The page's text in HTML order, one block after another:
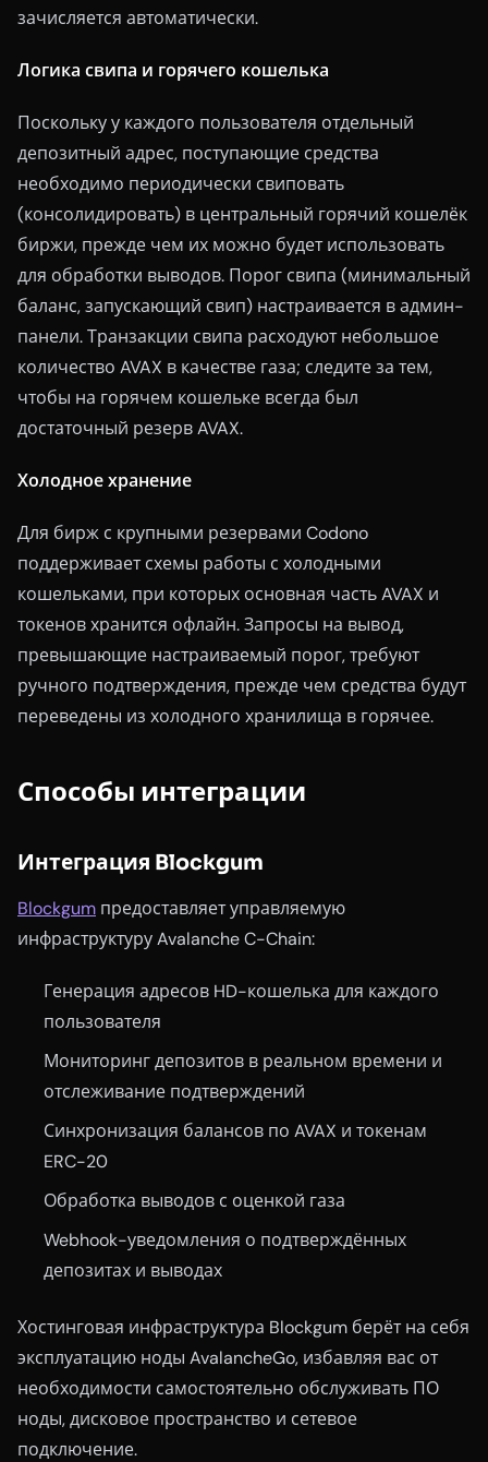
зачисляется автоматически.
Логика свипа и горячего кошелька
Поскольку у каждого пользователя отдельный
депозитный адрес, поступающие средства
необходимо периодически свиповать
(консолидировать) в центральный горячий кошелёк
биржи, прежде чем их можно будет использовать
для обработки выводов. Порог свипа (минимальный
баланс, запускающий свип) настраивается в админ-
панели. Транзакции свипа расходуют небольшое
количество AVAX в качестве газа; следите за тем,
чтобы на горячем кошельке всегда был
достаточный резерв AVAX.
Холодное хранение
Для бирж с крупными резервами Codono
поддерживает схемы работы с холодными
кошельками, при которых основная часть AVAX и
токенов хранится офлайн. Запросы на вывод,
превышающие настраиваемый порог, требуют
ручного подтверждения, прежде чем средства будут
переведены из холодного хранилища в горячее.
Способы интеграции
Интеграция Blockgum
Blockgum предоставляет управляемую
инфраструктуру Avalanche C-Chain:
Генерация адресов HD-кошелька для каждого
пользователя
Мониторинг депозитов в реальном времени и
отслеживание подтверждений
Синхронизация балансов по AVAX и токенам
ERC-20
Обработка выводов с оценкой газа
Webhook-уведомления о подтверждённых
депозитах и выводах
Хостинговая инфраструктура Blockgum берёт на себя
эксплуатацию ноды AvalancheGo, избавляя вас от
необходимости самостоятельно обслуживать ПО
ноды, дисковое пространство и сетевое
подключение.